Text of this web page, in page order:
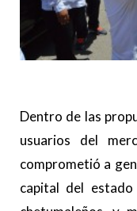
Dentro de las
usuarios del
comprometió a
capital del